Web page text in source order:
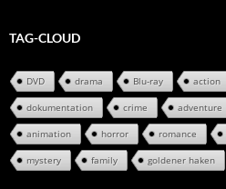
TAG-CLOUD
DVD drama Blu-ray action
dokumentation crime adventure
animation horror romance
mystery family goldener haken